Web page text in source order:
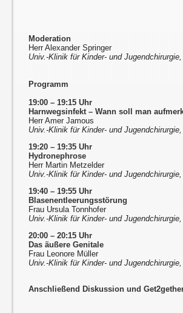
Moderation
Herr Alexander Springer
Univ.-Klinik für Kinder- und
Programm
19:00 – 19:15 Uhr
Harnwegsinfekt – Wann soll man
Herr Amer Jamous
Univ.-Klinik für Kinder- und
19:20 – 19:35 Uhr
Hydronephrose
Herr Martin Metzelder
Univ.-Klinik für Kinder- und
19:40 – 19:55 Uhr
Blasenentleerungsstörung
Frau Ursula Tonnhofer
Univ.-Klinik für Kinder- und
20:00 – 20:15 Uhr
Das äußere Genitale
Frau Leonore Müller
Univ.-Klinik für Kinder- und
Anschließend Diskussion und